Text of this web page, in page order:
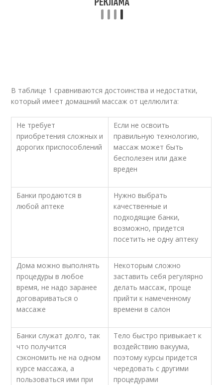
В таблице 1 сравниваются достоинства и недостатки,
который имеет домашний массаж от целлюлита:
Не требует
приобретения сложных и
дорогих приспособлений
Если не освоить
правильную технологию,
массаж может быть
бесполезен или даже
вреден
Банки продаются в
любой аптеке
Нужно выбрать
качественные и
подходящие банки,
возможно, придется
посетить не одну аптеку
Дома можно выполнять
процедуры в любое
время, не надо заранее
договариваться о
массаже
Некоторым сложно
заставить себя регулярно
делать массаж, проще
прийти к намеченному
времени в салон
Банки служат долго, так
что получится
сэкономить не на одном
курсе массажа, а
пользоваться ими при
Тело быстро привыкает к
воздействию вакуума,
поэтому курсы придется
чередовать с другими
процедурами